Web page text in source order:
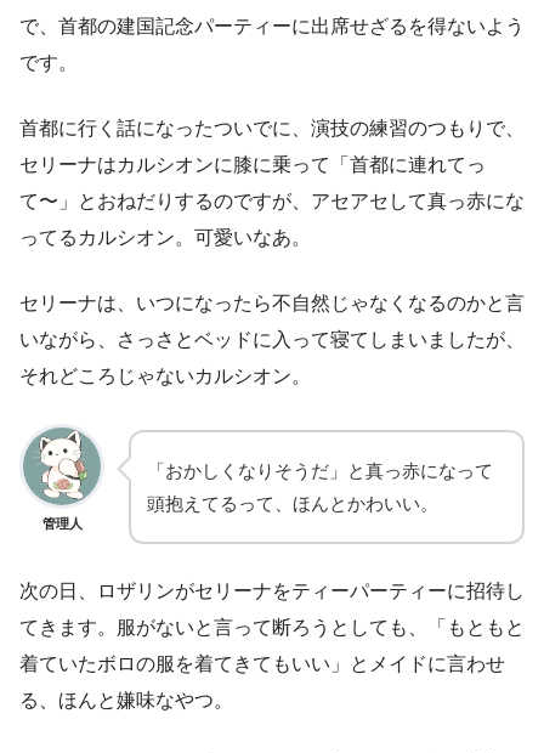
で、首都の建国記念パーティーに出席せざるを得ないよう
です。
首都に行く話になったついでに、演技の練習のつもりで、
セリーナはカルシオンに膝に乗って「首都に連れてっ
て〜」とおねだりするのですが、アセアセして真っ赤にな
ってるカルシオン。可愛いなあ。
セリーナは、いつになったら不自然じゃなくなるのかと言
いながら、さっさとベッドに入って寝てしまいましたが、
それどころじゃないカルシオン。
管理人
「おかしくなりそうだ」と真っ赤になって
頭抱えてるって、ほんとかわいい。
次の日、ロザリンがセリーナをティーパーティーに招待し
てきます。服がないと言って断ろうとしても、「もともと
着ていたボロの服を着てきてもいい」とメイドに言わせ
る、ほんと嫌味なやつ。